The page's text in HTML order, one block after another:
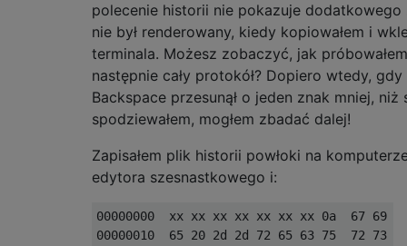
polecenie historii nie pokazuje dodatkowego
nie był renderowany, kiedy kopiowałem i
terminala. Możesz zobaczyć, jak próbowałem
następnie cały protokół? Dopiero wtedy,
Backspace przesunął o jeden znak mniej, niż
spodziewałem, mogłem zbadać dalej!
Zapisałem plik historii powłoki na
edytora szesnastkowego i:
00000000  xx xx xx xx xx xx xx 0a  67 69
00000010  65 20 2d 2d 72 65 63 75  72